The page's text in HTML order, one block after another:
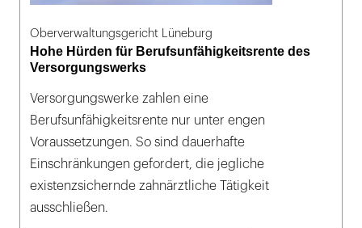
Oberverwaltungsgericht Lüneburg
Hohe Hürden für Berufsunfähigkeitsrente des
Versorgungswerks
Versorgungswerke zahlen eine
Berufsunfähigkeitsrente nur unter engen
Voraussetzungen. So sind dauerhafte
Einschränkungen gefordert, die jegliche
existenzsichernde zahnärztliche Tätigkeit
ausschließen.